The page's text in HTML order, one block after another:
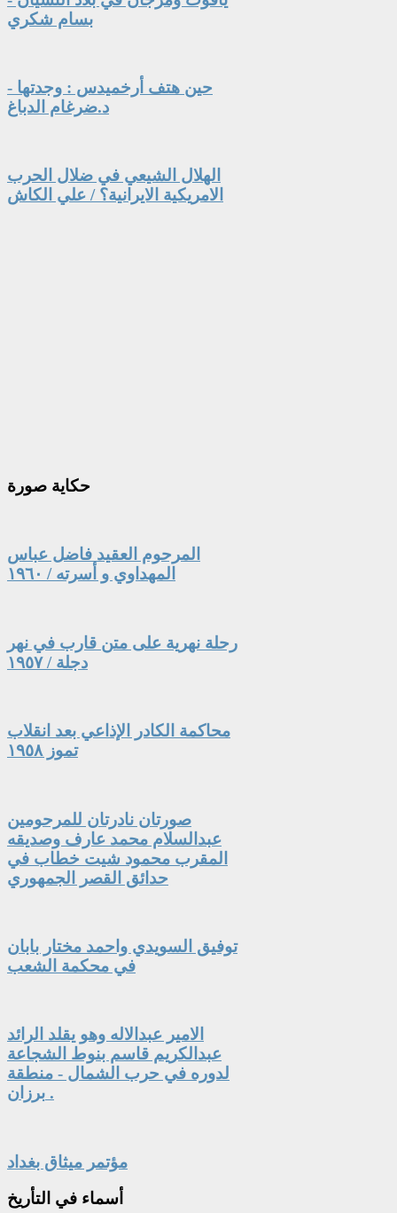
بسام شكري
حين هتف أرخميدس : وجدتها -
د.ضرغام الدباغ
الهلال الشيعي في ضلال الحرب
الامريكية الايرانية؟ / علي الكاش
حكاية صورة
المرحوم العقيد فاضل عباس
المهداوي و أسرته / ١٩٦٠
رحلة نهرية على متن قارب في نهر
دجلة / ١٩٥٧
محاكمة الكادر الإذاعي بعد انقلاب
تموز ١٩٥٨
صورتان نادرتان للمرحومين
عبدالسلام محمد عارف وصديقه
المقرب محمود شيت خطاب في
حدائق القصر الجمهوري
توفيق السويدي واحمد مختار بابان
في محكمة الشعب
الامير عبدالاله وهو يقلد الرائد
عبدالكريم قاسم بنوط الشجاعة
لدوره في حرب الشمال - منطقة
برزان .
مؤتمر ميثاق بغداد
أسماء في التأريخ